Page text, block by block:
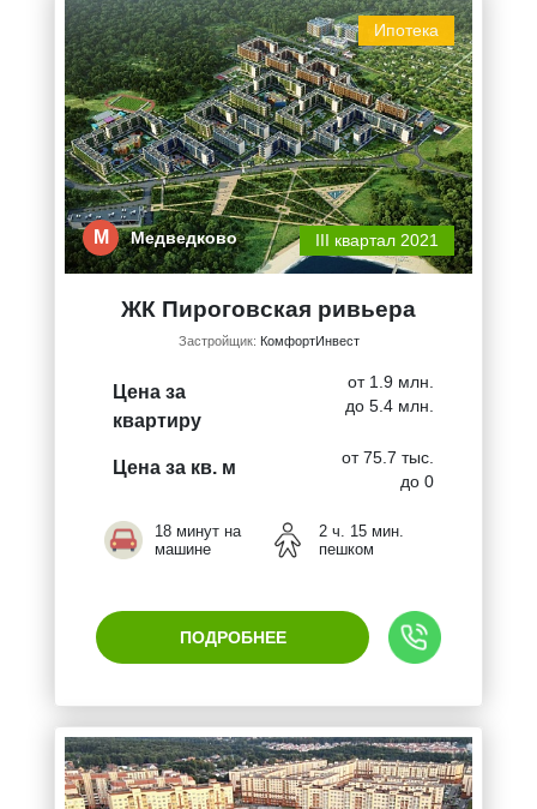
Ипотека
М Медведково III квартал 2021
ЖК Пироговская ривьера
Застройщик: КомфортИнвест
Цена за
квартиру
от 1.9 млн.
до 5.4 млн.
Цена за кв. м
от 75.7 тыс.
до 0
18 минут на
машине
2 ч. 15 мин.
пешком
ПОДРОБНЕЕ